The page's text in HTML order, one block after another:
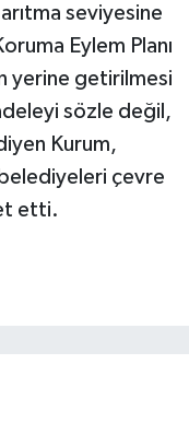
seviyesine
Eylem Planı
yerine getirilmesi
sözle değil,
Kurum,
belediyeleri çevre
etti.